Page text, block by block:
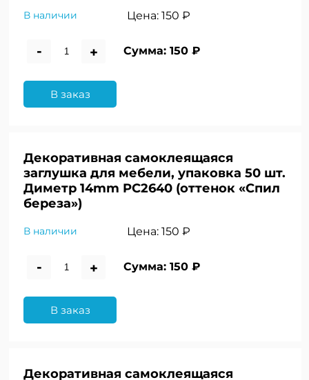
В наличии Цена:150 ₽
- + Сумма:150 ₽
В заказ
Декоративная самоклеящаяся
заглушка для мебели, упаковка 50 шт.
Диметр 14mm PC2640 (оттенок «Спил
береза»)
В наличии Цена:150 ₽
- + Сумма:150 ₽
В заказ
Декоративная самоклеящаяся